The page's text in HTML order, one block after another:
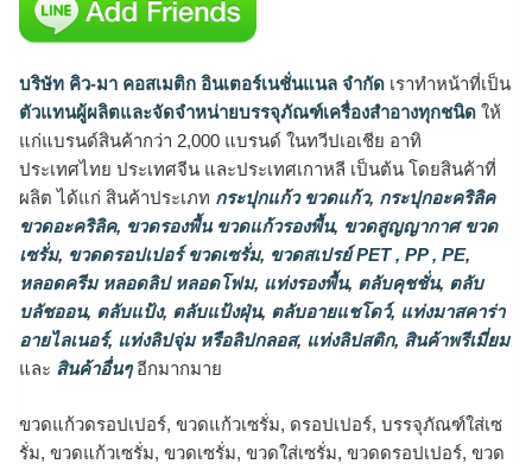
บริษัท คิว-มา คอสเมติก อินเตอร์เนชั่นแนล จำกัด เราทำหน้าที่เป็น
ตัวแทนผู้ผลิตและจัดจำหน่ายบรรจุภัณฑ์เครื่องสำอางทุกชนิด ให้
แก่แบรนด์สินค้ากว่า 2,000 แบรนด์ ในทวีปเอเชีย อาทิ
ประเทศไทย ประเทศจีน และประเทศเกาหลี เป็นต้น โดยสินค้าที่
ผลิต ได้แก่ สินค้าประเภท กระปุกแก้ว ขวดแก้ว, กระปุกอะคริลิค
ขวดอะคริลิค, ขวดรองพื้น ขวดแก้วรองพื้น, ขวดสูญญากาศ ขวด
เซรั่ม, ขวดดรอปเปอร์ ขวดเซรั่ม, ขวดสเปรย์ PET , PP , PE,
หลอดครีม หลอดลิป หลอดโฟม, แท่งรองพื้น, ตลับคุชชั่น, ตลับ
บลัชออน, ตลับแป้ง, ตลับแป้งฝุ่น, ตลับอายแชโดว์, แท่งมาสคาร่า
อายไลเนอร์, แท่งลิปจุ่ม หรือลิปกลอส, แท่งลิปสติก, สินค้าพรีเมี่ยม
และ สินค้าอื่นๆอีกมากมาย
ขวดแก้วดรอปเปอร์, ขวดแก้วเซรั่ม, ดรอปเปอร์, บรรจุภัณฑ์ใส่เซ
รั่ม, ขวดแก้วเซรั่ม, ขวดเซรั่ม, ขวดใส่เซรั่ม, ขวดดรอปเปอร์, ขวด